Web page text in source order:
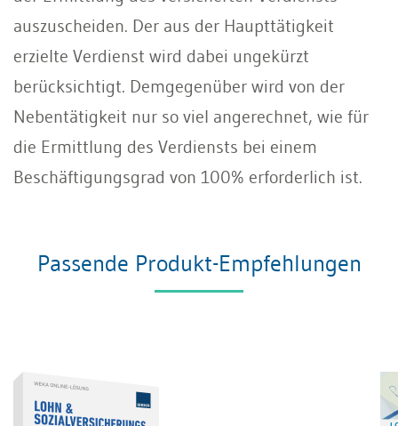
auszuscheiden. Der aus der Haupttätigkeit
erzielte Verdienst wird dabei ungekürzt
berücksichtigt. Demgegenüber wird von der
Nebentätigkeit nur so viel angerechnet, wie für
die Ermittlung des Verdiensts bei einem
Beschäftigungsgrad von 100% erforderlich ist.
Passende Produkt-Empfehlungen